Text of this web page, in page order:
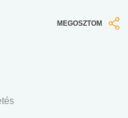
MEGOSZTOM